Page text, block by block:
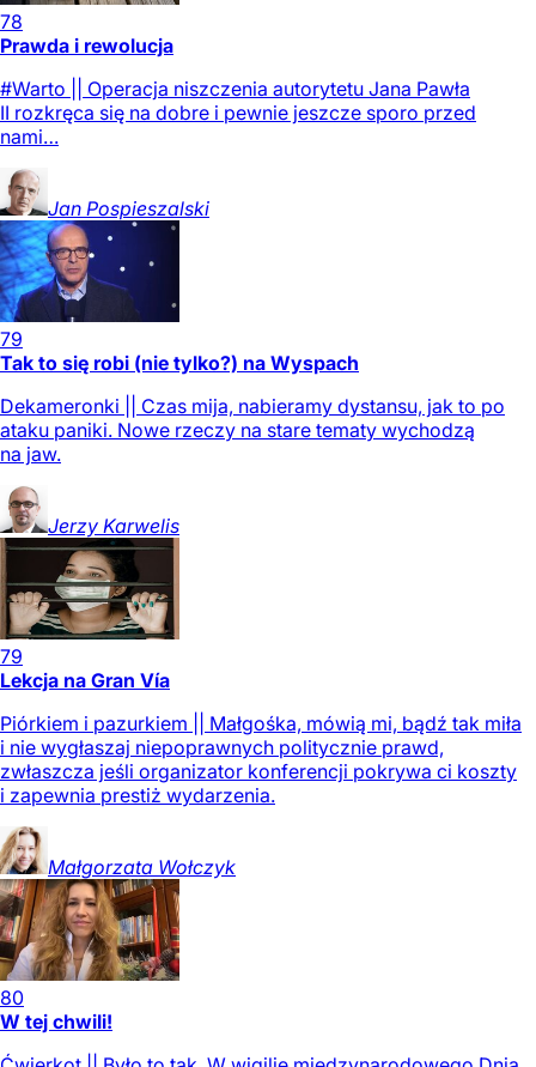
78
Prawda i rewolucja
#Warto || Operacja niszczenia autorytetu Jana Pawła
II rozkręca się na dobre i pewnie jeszcze sporo przed
nami…
Jan Pospieszalski
79
Tak to się robi (nie tylko?) na Wyspach
Dekameronki || Czas mija, nabieramy dystansu, jak to po
ataku paniki. Nowe rzeczy na stare tematy wychodzą
na jaw.
Jerzy Karwelis
79
Lekcja na Gran Vía
Piórkiem i pazurkiem || Małgośka, mówią mi, bądź tak miła
i nie wygłaszaj niepoprawnych politycznie prawd,
zwłaszcza jeśli organizator konferencji pokrywa ci koszty
i zapewnia prestiż wydarzenia.
Małgorzata Wołczyk
80
W tej chwili!